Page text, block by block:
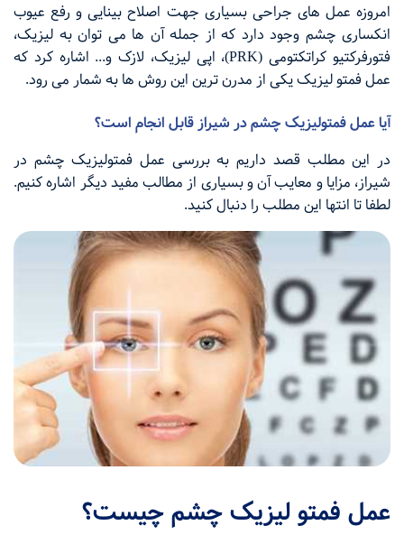
امروزه عمل های جراحی بسیاری جهت اصلاح بینایی و رفع عیوب
انکساری چشم وجود دارد که از جمله آن ها می توان به لیزیک،
فتورفرکتیو کراتکتومی (PRK)، اپی لیزیک، لازک و... اشاره کرد که
عمل فمتو لیزیک یکی از مدرن ترین این روش ها به شمار می رود.
آیا عمل فمتولیزیک چشم در شیراز قابل انجام است؟
در این مطلب قصد داریم به بررسی عمل فمتولیزیک چشم در
شیراز، مزایا و معایب آن و بسیاری از مطالب مفید دیگر اشاره کنیم.
لطفا تا انتها این مطلب را دنبال کنید.
عمل فمتو لیزیک چشم چیست؟